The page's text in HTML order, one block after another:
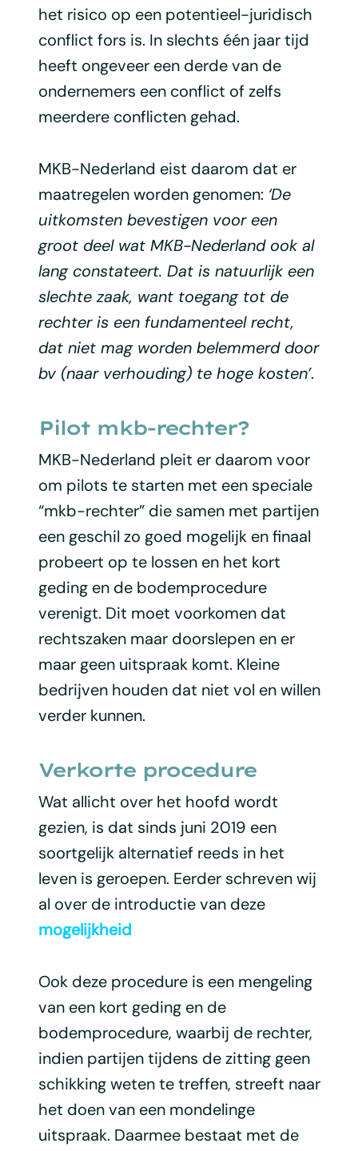
het risico op een potentieel-juridisch
conflict fors is. In slechts één jaar tijd
heeft ongeveer een derde van de
ondernemers een conflict of zelfs
meerdere conflicten gehad.
MKB-Nederland eist daarom dat er
maatregelen worden genomen: ‘De
uitkomsten bevestigen voor een
groot deel wat MKB-Nederland ook al
lang constateert. Dat is natuurlijk een
slechte zaak, want toegang tot de
rechter is een fundamenteel recht,
dat niet mag worden belemmerd door
bv (naar verhouding) te hoge kosten’.
Pilot mkb-rechter?
MKB-Nederland pleit er daarom voor
om pilots te starten met een speciale
“mkb-rechter” die samen met partijen
een geschil zo goed mogelijk en finaal
probeert op te lossen en het kort
geding en de bodemprocedure
verenigt. Dit moet voorkomen dat
rechtszaken maar doorslepen en er
maar geen uitspraak komt. Kleine
bedrijven houden dat niet vol en willen
verder kunnen.
Verkorte procedure
Wat allicht over het hoofd wordt
gezien, is dat sinds juni 2019 een
soortgelijk alternatief reeds in het
leven is geroepen. Eerder schreven wij
al over de introductie van deze
mogelijkheid
Ook deze procedure is een mengeling
van een kort geding en de
bodemprocedure, waarbij de rechter,
indien partijen tijdens de zitting geen
schikking weten te treffen, streeft naar
het doen van een mondelinge
uitspraak. Daarmee bestaat met de